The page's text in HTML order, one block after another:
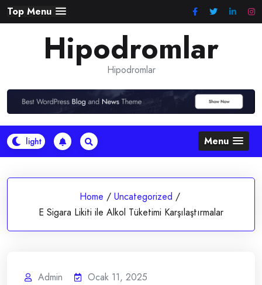
Skip
to
Top Menu
Hipodromlar
Hipodromlar
Menu
Home / Uncategorized /
E Sigara Likiti ile Alkol Tüketimi Karşılaştırmalar
Admin
Ocak 11, 2025